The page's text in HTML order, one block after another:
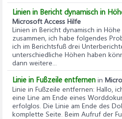
Linien in Bericht dynamisch in
Microsoft Access Hilfe
Linien in Bericht dynamisch in Höhe
zusammen, ich habe folgendes
ich im Berichtsfuß drei
unterschiedliche Höhen haben
dann weitere...
Linie in Fußzeile entfernen in
Linie in Fußzeile entfernen: Hallo,
eine Line am Ende eines
erfolglos. Die Linie am Ende des
komplette Seite. Beim Aufruf der